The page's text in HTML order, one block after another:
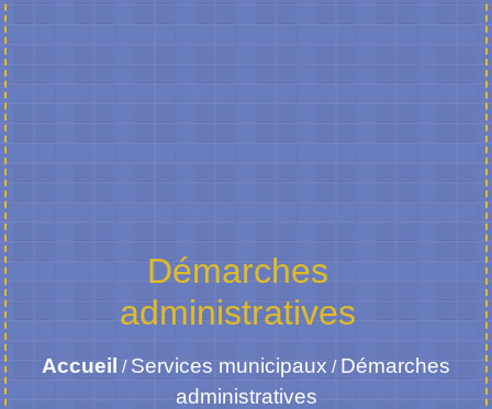
Démarches
administratives
Accueil / Services municipaux / Démarches
administratives